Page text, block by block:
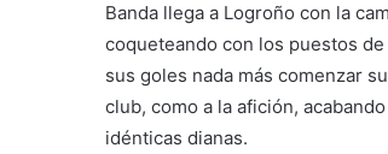
Banda llega a Logroño con la
coqueteando con los puestos
sus goles nada más comenzar
club, como a la afición,
idénticas dianas.